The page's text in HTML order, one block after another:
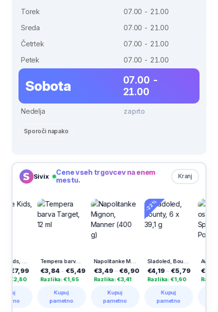
Torek
07.00 - 21.00
Sreda
07.00 - 21.00
Četrtek
07.00 - 21.00
Petek
07.00 - 21.00
Sobota
07.00 -
21.00
Nedelja zaprto
Sporoči napako
Sivix Kranj
Cene vseh trgovcev na enem
mestu.
Tempera barva Target, 12 ml
€3,84– €5,49
Razlika: €1,65
pametno
Napolitanke Mignon, Manner (400 g)
€3,49–€6,90
Razlika: €3,41
pametno
-22%
Sladoled, Bounty, 6 x 39,1 g
€4,19 –€5,79
Razlika: €1,60
pametno
Avto osvežilec Air Splah, vanilija, PowerAir
€3,69– €4,99
Razlika: €1,30
pametno